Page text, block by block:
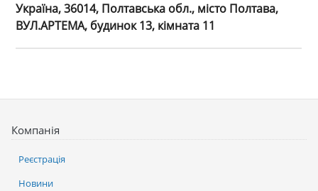
Україна, 36014, Полтавська обл., місто Полтава,
ВУЛ.АРТЕМА, будинок 13, кімната 11
Компанія
Реєстрація
Новини